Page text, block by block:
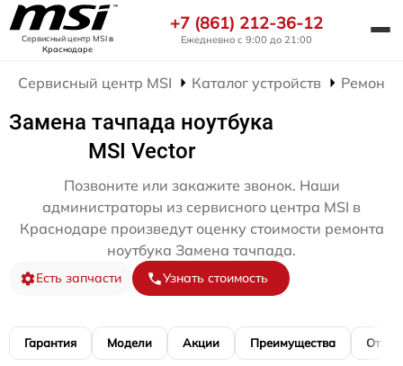
Сервисный центр MSIв
Краснодаре
+7 (861) 212-36-12
Ежедневно с 9:00 до 21:00
Сервисный центр MSI Каталог устройств Ремонт
Замена тачпада ноутбука
MSI Vector
Позвоните или закажите звонок. Наши
администраторы из сервисного центра MSI в
Краснодаре произведут оценку стоимости ремонта
ноутбука Замена тачпада.
Есть запчасти Узнать стоимость
Гарантия Модели Акции Преимущества